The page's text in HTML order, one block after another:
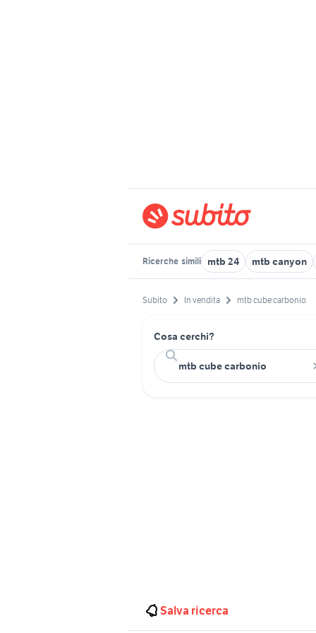
Ricerche simili mtb 24 mtb canyon
Subito In vendita mtb cube carbonio
Cosa cerchi?
Salva ricerca